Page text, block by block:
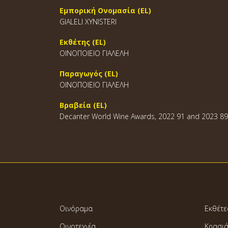
Εμπορική Ονομασία (EL)
GIALELI XYNISTERI
Εκθέτης (EL)
ΟΙΝΟΠΟΙΕΙΟ ΓΙΑΛΕΛΗ
Παραγωγός (EL)
ΟΙΝΟΠΟΙΕΙΟ ΓΙΑΛΕΛΗ
Βραβεία (EL)
Decanter World Wine Awards, 2022 91 and 2023 89
Οινόραμα